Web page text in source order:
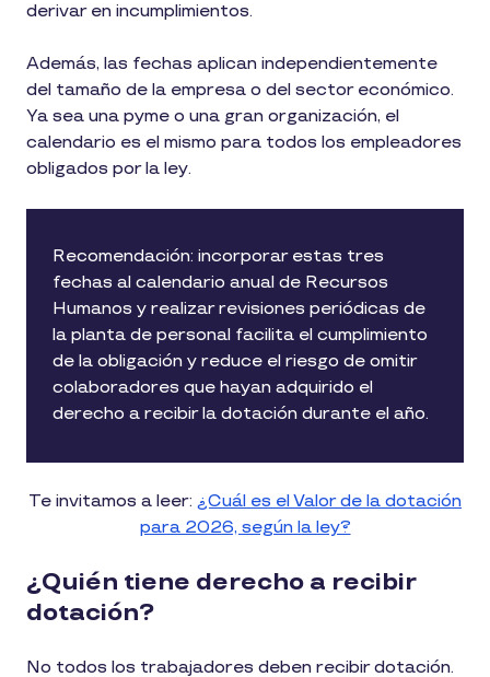
derivar en incumplimientos.
Además, las fechas aplican independientemente
del tamaño de la empresa o del sector económico.
Ya sea una pyme o una gran organización, el
calendario es el mismo para todos los empleadores
obligados por la ley.
Recomendación: incorporar estas tres
fechas al calendario anual de Recursos
Humanos y realizar revisiones periódicas de
la planta de personal facilita el cumplimiento
de la obligación y reduce el riesgo de omitir
colaboradores que hayan adquirido el
derecho a recibir la dotación durante el año.
Te invitamos a leer: ¿Cuál es el Valor de la dotación
para 2026, según la ley?
¿Quién tiene derecho a recibir
dotación?
No todos los trabajadores deben recibir dotación.